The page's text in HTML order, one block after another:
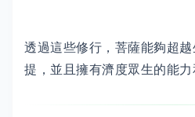
透過這些修行，菩薩能夠超
提，並且擁有濟度眾生的能力